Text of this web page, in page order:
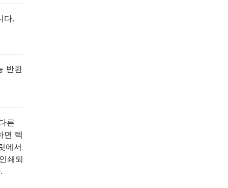
다.
반환
른
면 텍
에서
쇄되